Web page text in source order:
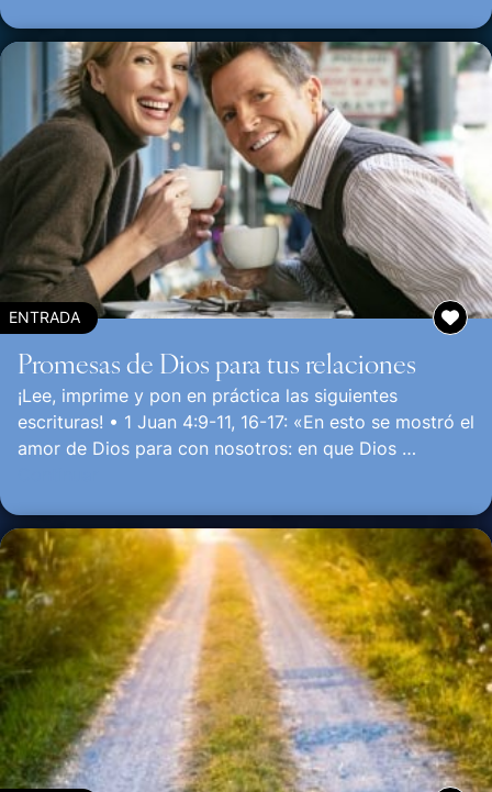
ENTRADA
Promesas de Dios para tus relaciones
¡Lee, imprime y pon en práctica las siguientes
escrituras! • 1 Juan 4:9-11, 16-17: «En esto se mostró el
amor de Dios para con nosotros: en que Dios …